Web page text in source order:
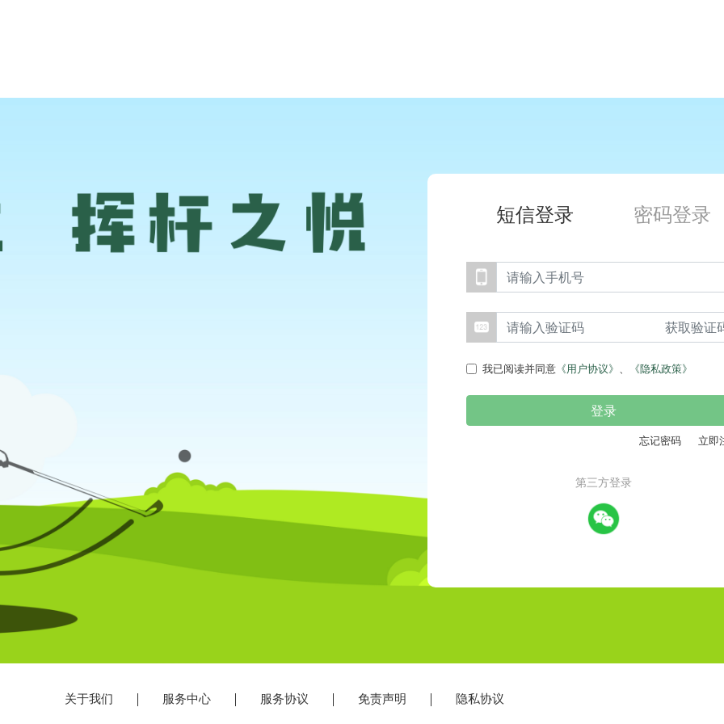
短信登录 密码登录
获取验证码
我已阅读并同意《用户协议》、 《隐私政策》
登录
忘记密码 立即注册
第三方登录
关于我们 服务中心 服务协议 免责声明 隐私协议